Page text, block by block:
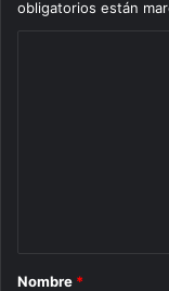
obligatorios están
rNombre *